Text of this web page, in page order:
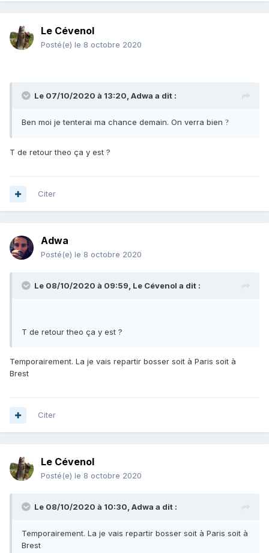
Le Cévenol
Posté(e) le 8 octobre 2020
Le 07/10/2020 à 13:20, Adwa a dit :
Ben moi je tenterai ma chance demain. On verra bien ?
T de retour theo ça y est ?
Citer
Adwa
Posté(e) le 8 octobre 2020
Le 08/10/2020 à 09:59, Le Cévenol a dit :
T de retour theo ça y est ?
Temporairement. La je vais repartir bosser soit à Paris soit à
Brest
Citer
Le Cévenol
Posté(e) le 8 octobre 2020
Le 08/10/2020 à 10:30, Adwa a dit :
Temporairement. La je vais repartir bosser soit à Paris soit à
Brest